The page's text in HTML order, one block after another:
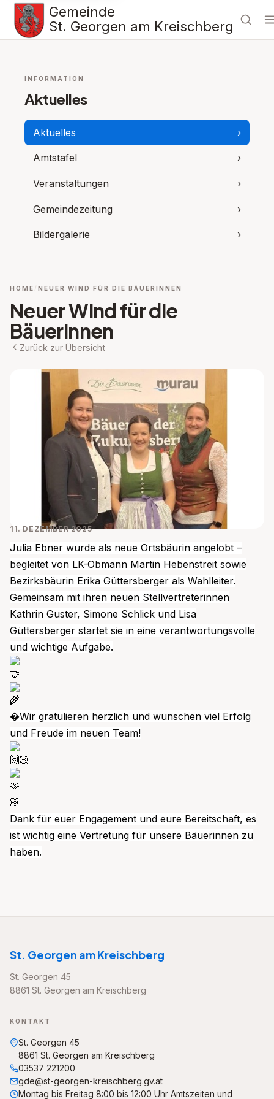
Gemeinde
St. Georgen am Kreischberg
INFORMATION
Aktuelles
Aktuelles ›
Amtstafel ›
Veranstaltungen ›
Gemeindezeitung ›
Bildergalerie ›
HOME NEUER WIND FÜR DIE BÄUERINNEN
Neuer Wind für die
Bäuerinnen
Zurück zur Übersicht
11. DEZEMBER 2025
Julia Ebner wurde als neue Ortsbäurin angelobt –
begleitet von LK-Obmann Martin Hebenstreit sowie
Bezirksbäurin Erika Güttersberger als Wahlleiter.
Gemeinsam mit ihren neuen Stellvertreterinnen
Kathrin Guster, Simone Schlick und Lisa
Güttersberger startet sie in eine verantwortungsvolle
und wichtige Aufgabe.
�Wir gratulieren herzlich und wünschen viel Erfolg
und Freude im neuen Team!
Dank für euer Engagement und eure Bereitschaft, es
ist wichtig eine Vertretung für unsere Bäuerinnen zu
haben.
St. Georgen am Kreischberg
St. Georgen 45
8861 St. Georgen am Kreischberg
KONTAKT
St. Georgen 45
8861 St. Georgen am Kreischberg
03537 221200
gde@st-georgen-kreischberg.gv.at
Montag bis Freitag 8:00 bis 12:00 Uhr Amtszeiten und